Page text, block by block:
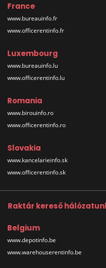
France
www.bureauinfo.fr
www.officerentinfo.fr
Luxembourg
www.bureauinfo.lu
www.officerentinfo.lu
Romania
www.birouinfo.ro
www.officerentinfo.ro
Slovakia
www.kancelarieinfo.sk
www.officerentinfo.sk
Raktár kereső
Belgium
www.depotinfo.be
www.warehouserentinfo.be